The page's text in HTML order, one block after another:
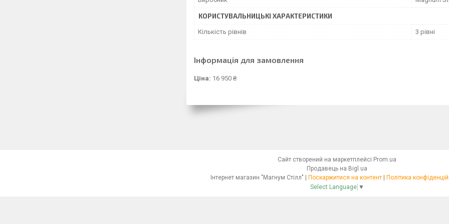
КОРИСТУВАЛЬНИЦЬКІ ХАРАКТЕРИСТИКИ
Кількість рівнів 3 рівні
Інформація для замовлення
Ціна: 16 950 ₴
Сайт створений на маркетплейсі Prom.ua
Продавець на Bigl.ua
Поскаржитися на контент
Політика
Select Language ▼